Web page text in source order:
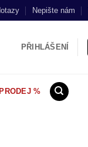
Nepište nám
PŘIHLÁŠENÍ
%